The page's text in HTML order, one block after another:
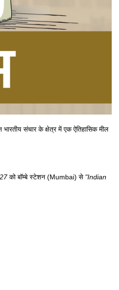
भारतीय संचार के क्षेत्र में एक ऐतिहासिक मील
को बॉम्बे स्टेशन (Mumbai) से "Indian